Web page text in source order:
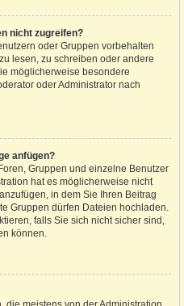
nicht zugreifen?
oder Gruppen vorbehalten
lesen, zu schreiben oder andere
möglicherweise besondere
oder Administrator nach
anfügen?
Gruppen und einzelne Benutzer
hat es möglicherweise nicht
in dem Sie Ihren Beitrag
Gruppen dürfen Dateien hochladen.
falls Sie sich nicht sicher sind,
können.